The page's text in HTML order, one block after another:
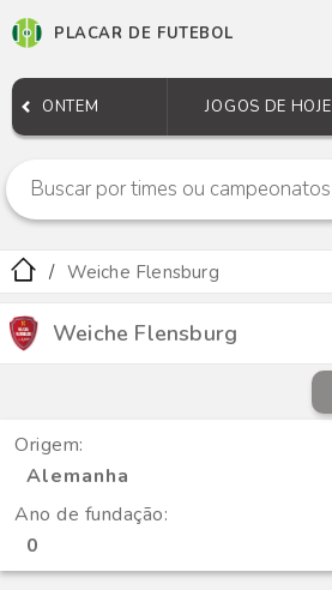
PLACAR DE FUTEBOL
ONTEM JOGOS DE HOJE
Weiche Flensburg
Weiche Flensburg
Origem:
Alemanha
Ano de fundação:
0